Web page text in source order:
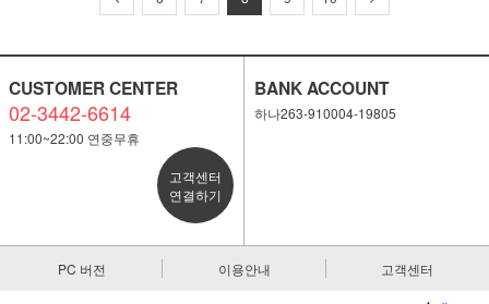
CUSTOMER CENTER
02-3442-6614
11:00~22:00 연중무휴
고객센터
연결하기
BANK ACCOUNT
하나263-910004-19805
PC 버전 이용안내 고객센터